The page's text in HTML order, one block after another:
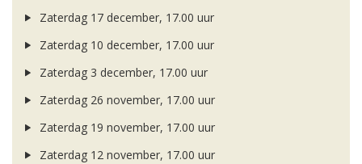
Zaterdag 17 december, 17.00 uur
Zaterdag 10 december, 17.00 uur
Zaterdag 3 december, 17.00 uur
Zaterdag 26 november, 17.00 uur
Zaterdag 19 november, 17.00 uur
Zaterdag 12 november, 17.00 uur